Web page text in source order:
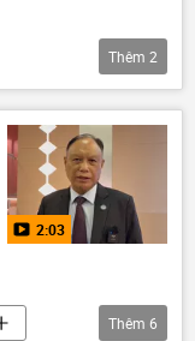
Thêm 2
2:03
Thêm 6